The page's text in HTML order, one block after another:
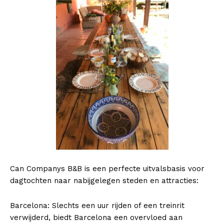
Can Companys B&B is een perfecte uitvalsbasis voor
dagtochten naar nabijgelegen steden en attracties:
Barcelona: Slechts een uur rijden of een treinrit
verwijderd, biedt Barcelona een overvloed aan